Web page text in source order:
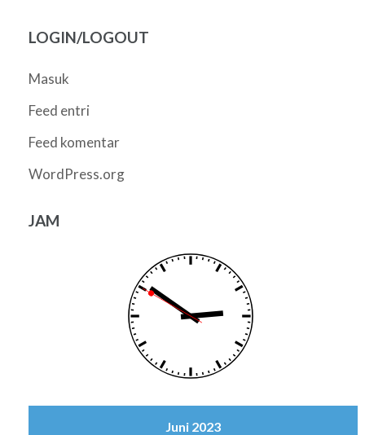
LOGIN/LOGOUT
Masuk
Feed entri
Feed komentar
WordPress.org
JAM
Juni 2023